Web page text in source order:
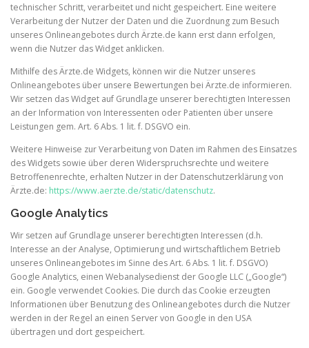
technischer Schritt, verarbeitet und nicht gespeichert. Eine weitere
Verarbeitung der Nutzer der Daten und die Zuordnung zum Besuch
unseres Onlineangebotes durch Ärzte.de kann erst dann erfolgen,
wenn die Nutzer das Widget anklicken.
Mithilfe des Ärzte.de Widgets, können wir die Nutzer unseres
Onlineangebotes über unsere Bewertungen bei Ärzte.de informieren.
Wir setzen das Widget auf Grundlage unserer berechtigten Interessen
an der Information von Interessenten oder Patienten über unsere
Leistungen gem. Art. 6 Abs. 1 lit. f. DSGVO ein.
Weitere Hinweise zur Verarbeitung von Daten im Rahmen des Einsatzes
des Widgets sowie über deren Widerspruchsrechte und weitere
Betroffenenrechte, erhalten Nutzer in der Datenschutzerklärung von
Ärzte.de: https://www.aerzte.de/static/datenschutz.
Google Analytics
Wir setzen auf Grundlage unserer berechtigten Interessen (d.h.
Interesse an der Analyse, Optimierung und wirtschaftlichem Betrieb
unseres Onlineangebotes im Sinne des Art. 6 Abs. 1 lit. f. DSGVO)
Google Analytics, einen Webanalysedienst der Google LLC („Google“)
ein. Google verwendet Cookies. Die durch das Cookie erzeugten
Informationen über Benutzung des Onlineangebotes durch die Nutzer
werden in der Regel an einen Server von Google in den USA
übertragen und dort gespeichert.